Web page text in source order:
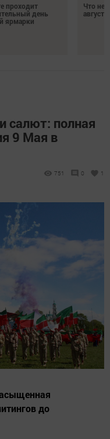
проходит
день
ярмарки
Что
салют: полная
9 Мая в
751 0 1
до